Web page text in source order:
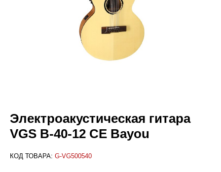
Электроакустическая гитара
VGS B-40-12 CE Bayou
КОД ТОВАРА: G-VG500540